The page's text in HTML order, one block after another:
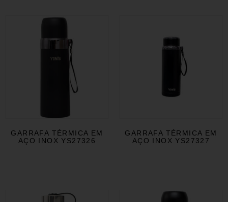
GARRAFA TÉRMICA EM
AÇO INOX YS27326
GARRAFA TÉRMICA EM
AÇO INOX YS27327